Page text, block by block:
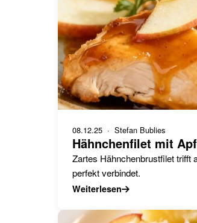
08.12.25 · Stefan Bublies
Hähnchenfilet mit
Zartes Hähnchenbrustfilet trifft
perfekt verbindet.
Weiterlesen